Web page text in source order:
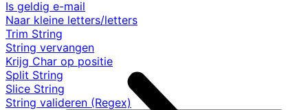
Is geldig e-mail
Naar kleine letters/letters
Trim String
String vervangen
Krijg Char op positie
Split String
Slice String
String valideren (Regex)